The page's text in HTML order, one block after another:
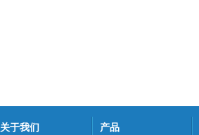
关于我们 产品